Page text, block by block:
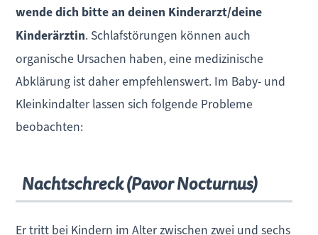
wende dich bitte an deinen Kinderarzt/deine
Kinderärztin. Schlafstörungen können auch
organische Ursachen haben, eine medizinische
Abklärung ist daher empfehlenswert. Im Baby- und
Kleinkindalter lassen sich folgende Probleme
beobachten:
Nachtschreck (Pavor Nocturnus)
Er tritt bei Kindern im Alter zwischen zwei und sechs